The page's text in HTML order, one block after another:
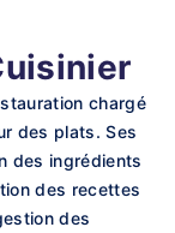
chargé
des plats. Ses
des ingrédients
des recettes
des